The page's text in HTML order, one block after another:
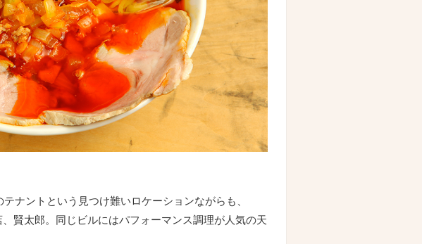
ナントという見つけ難いロケーションながらも、
賢太郎。同じビルにはパフォーマンス調理が人気の天